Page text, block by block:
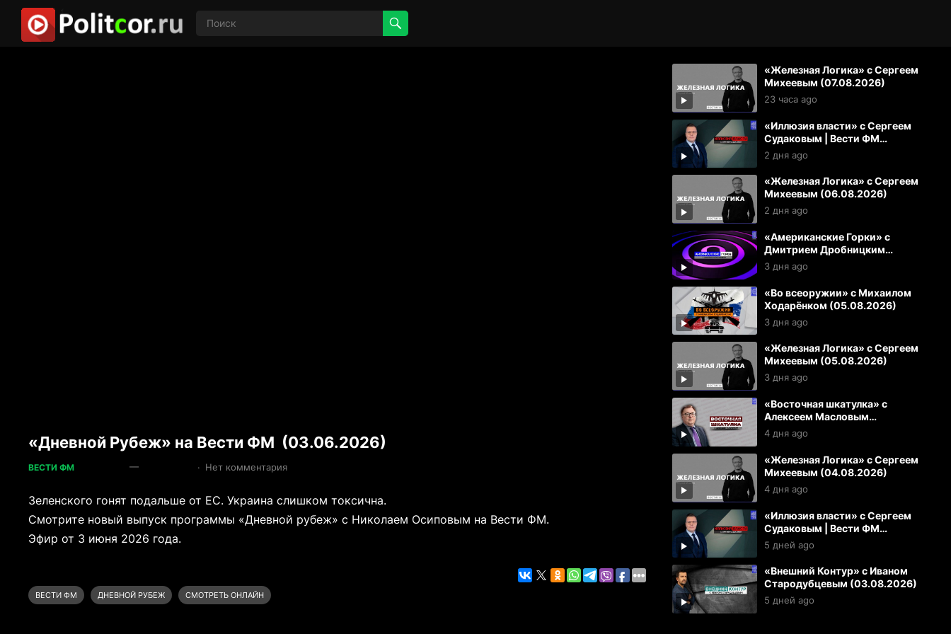
«Дневной Рубеж» на Вести ФМ (03.06.2026)
ВЕСТИ ФМ — · Нет комментария
Зеленского гонят подальше от ЕС. Украина слишком токсична.
Смотрите новый выпуск программы «Дневной рубеж» с Николаем Осиповым на Вести ФМ.
Эфир от 3 июня 2026 года.
ВЕСТИ ФМ ДНЕВНОЙ РУБЕЖ СМОТРЕТЬ ОНЛАЙН
«Железная Логика» с Сергеем
Михеевым (07.08.2026)
23 часа ago
«Иллюзия власти» с Сергеем
Судаковым | Вести ФМ
(06.08.2026)
2 дня ago
«Железная Логика» с Сергеем
Михеевым (06.08.2026)
2 дня ago
«Американские Горки» с
Дмитрием Дробницким
(05.08.2026)
3 дня ago
«Во всеоружии» с Михаилом
Ходарёнком (05.08.2026)
3 дня ago
«Железная Логика» с Сергеем
Михеевым (05.08.2026)
3 дня ago
«Восточная шкатулка» с
Алексеем Масловым
(04.08.2026)
4 дня ago
«Железная Логика» с Сергеем
Михеевым (04.08.2026)
4 дня ago
«Иллюзия власти» с Сергеем
Судаковым | Вести ФМ
(03.08.2026)
5 дней ago
«Внешний Контур» с Иваном
Стародубцевым (03.08.2026)
5 дней ago